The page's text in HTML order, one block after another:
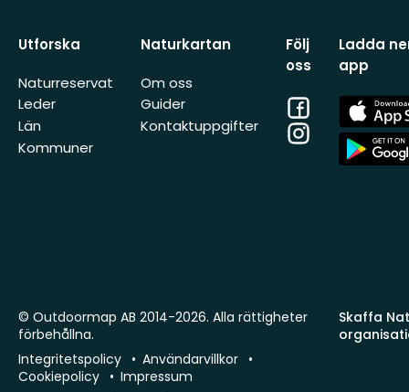
Utforska
Naturreservat
Leder
Län
Kommuner
Naturkartan
Om oss
Guider
Kontaktuppgifter
Följ
oss
Facebook
Instagram
Ladda
app
App
Store
App
Store
Skaffa
© Outdoormap AB 2014-2026. Alla rättigheter
förbehållna.
Integritetspolicy
Användarvillkor
Cookiepolicy
Impressum